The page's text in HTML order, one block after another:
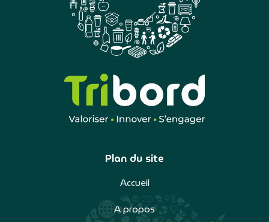
Plan du site
Accueil
A propos